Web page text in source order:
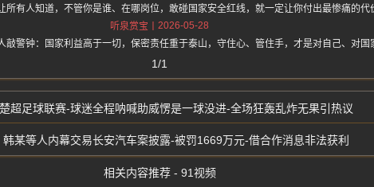
所有人知道，不管你是谁、在哪岗位，敢碰国家安全红线，就一定让你付出最惨痛的代
听泉赏宝
2026-05-28
敲警钟：国家利益高于一切，保密责任重于泰山，守住心、管住手，才是对自己、对国
1/1
楚超足球联赛-球迷全程呐喊助威愣是一球没进-全场狂轰乱炸无果引热议
韩某等人内幕交易长安汽车案披露-被罚1669万元-借合作消息非法获利
相关内容推荐 - 91视频